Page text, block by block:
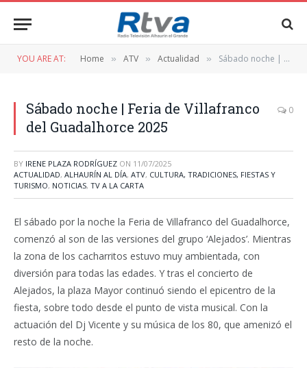
YOU ARE AT: Home » ATV » Actualidad » Sábado noche | Feria de Villafranco del Guadalhorce 2025
Sábado noche | Feria de Villafranco
del Guadalhorce 2025
0
BY IRENE PLAZA RODRÍGUEZ ON 11/07/2025
ACTUALIDAD, ALHAURÍN AL DÍA, ATV, CULTURA, TRADICIONES, FIESTAS Y
TURISMO, NOTICIAS, TV A LA CARTA
El sábado por la noche la Feria de Villafranco del Guadalhorce,
comenzó al son de las versiones del grupo ‘Alejados’. Mientras
la zona de los cacharritos estuvo muy ambientada, con
diversión para todas las edades. Y tras el concierto de
Alejados, la plaza Mayor continuó siendo el epicentro de la
fiesta, sobre todo desde el punto de vista musical. Con la
actuación del Dj Vicente y su música de los 80, que amenizó el
resto de la noche.